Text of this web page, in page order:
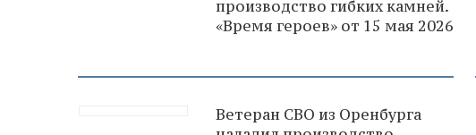
производство гибких камней.
«Время героев» от 15 мая 2026
Ветеран СВО из Оренбурга